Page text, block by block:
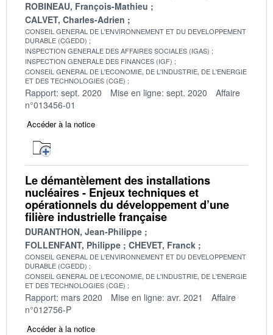
ROBINEAU, François-Mathieu
CALVET, Charles-Adrien
CONSEIL GENERAL DE L'ENVIRONNEMENT ET DU DEVELOPPEMENT
DURABLE (CGEDD)
INSPECTION GENERALE DES AFFAIRES SOCIALES (IGAS)
INSPECTION GENERALE DES FINANCES (IGF)
CONSEIL GENERAL DE L'ECONOMIE, DE L'INDUSTRIE, DE L'ENERGIE
ET DES TECHNOLOGIES (CGE)
Rapport: sept. 2020 Mise en ligne: sept. 2020
Affaire
n°013456-01
Accéder à la notice
Le démantèlement des installations
nucléaires - Enjeux techniques et
opérationnels du développement d’une
filière industrielle française
DURANTHON, Jean-Philippe
FOLLENFANT, Philippe
CHEVET, Franck
CONSEIL GENERAL DE L'ENVIRONNEMENT ET DU DEVELOPPEMENT
DURABLE (CGEDD)
CONSEIL GENERAL DE L'ECONOMIE, DE L'INDUSTRIE, DE L'ENERGIE
ET DES TECHNOLOGIES (CGE)
Rapport: mars 2020 Mise en ligne: avr. 2021
Affaire
n°012756-P
Accéder à la notice